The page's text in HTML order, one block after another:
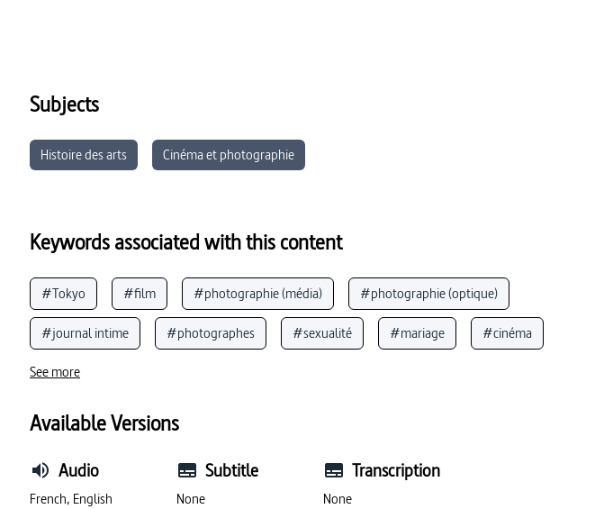
Subjects
Histoire des arts Cinéma et photographie
Keywords associated with this content
#Tokyo #film #photographie (média) #photographie (optique)
#journal intime #photographes #sexualité #mariage #cinéma
See more
Available Versions
Audio
French, English
Subtitle
None
Transcription
None